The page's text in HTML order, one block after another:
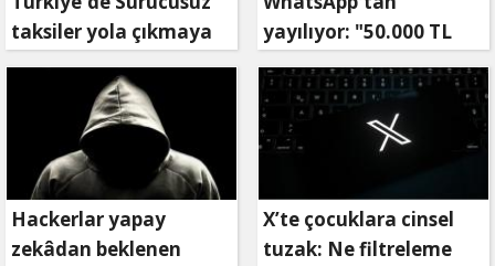
taksiler yola çıkmaya
hazırlanıyor
yayılıyor: "50.000 TL
ödüllü" dolandırıcılık
girişimi!
Hackerlar yapay
zekâdan beklenen
X’te çocuklara cinsel
tuzak: Ne filtreleme